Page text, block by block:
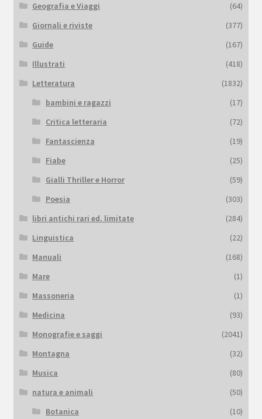
Geografia e Viaggi
(64)
Giornali e riviste
(377)
Guide
(167)
Illustrati
(418)
Letteratura
(1832)
bambini e ragazzi
(17)
Critica letteraria
(72)
Fantascienza
(19)
Fiabe
(25)
Gialli Thriller e Horror
(59)
Poesia
(303)
libri antichi rari ed. limitate
(284)
Linguistica
(22)
Manuali
(168)
Mare
(1)
Massoneria
(1)
Medicina
(93)
Monografie e saggi
(2041)
Montagna
(32)
Musica
(80)
natura e animali
(50)
Botanica
(10)